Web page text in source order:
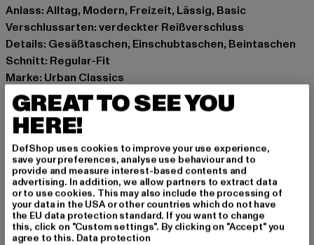
Anlass: Alltag, Modern, Freizeit, Lässig, Basic
Verschlussarten: verdeckter Reißverschluss
Details: Gesäßtaschen, Einschubtaschen, Beintaschen
Schnitt: Regular-Fit
Marke: Urban Classics
Kat.: Cargohosen
Farbe: beige
Hersteller Farbe: sand
Materialzusammensetzung: 100% Baumwolle
Art.Nr: TB4705-00208
Hersteller: TB International GmbH |info@tbint.de
Dr.-Robert-Murjahn-Straße 7 | 64372 Ober-Ramstadt |
DE
GREAT TO SEE YOU
HERE!
DefShop uses cookies to improve your use experience,
save your preferences, analyse use behaviour and to
provide and measure interest-based contents and
advertising. In addition, we allow partners to extract data
or to use cookies. This may also include the processing of
your data in the USA or other countries which do not have
the EU data protection standard. If you want to change
this, click on "Custom settings". By clicking on "Accept" you
agree to this. Data protection